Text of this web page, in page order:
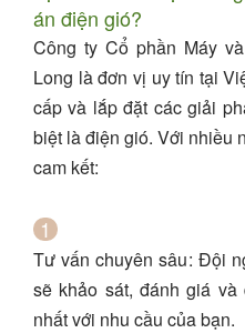
án điện gió?
Công ty Cổ phần Máy
Long là đơn vị uy tín tại
cấp và lắp đặt các giải
biệt là điện gió. Với nhiều
cam kết:
Tư vấn chuyên sâu: Đội
sẽ khảo sát, đánh giá
nhất với nhu cầu của bạn.